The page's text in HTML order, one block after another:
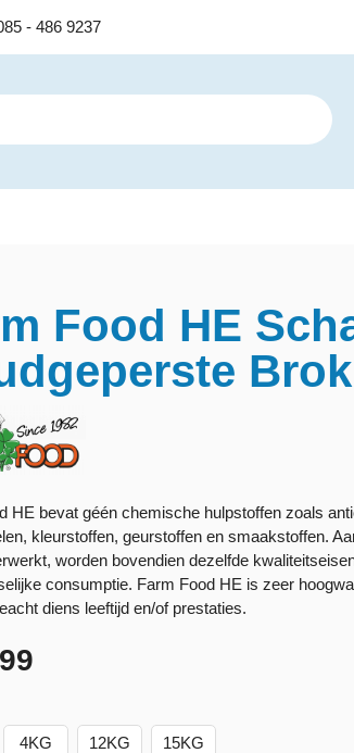
- 486 9237
Food HE
HE bevat géén chemische hulpstoffen zoals
kleurstoffen, geurstoffen en smaakstoffen.
worden bovendien dezelfde
consumptie. Farm Food HE is zeer
diens leeftijd en/of prestaties.
4KG 12KG 15KG